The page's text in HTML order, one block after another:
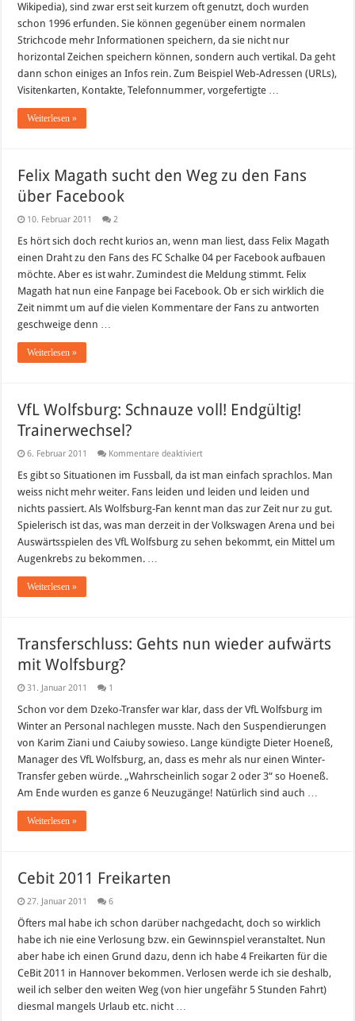
Wikipedia), sind zwar erst seit kurzem oft genutzt, doch wurden
schon 1996 erfunden. Sie können gegenüber einem normalen
Strichcode mehr Informationen speichern, da sie nicht nur
horizontal Zeichen speichern können, sondern auch vertikal. Da geht
dann schon einiges an Infos rein. Zum Beispiel Web-Adressen (URLs),
Visitenkarten, Kontakte, Telefonnummer, vorgefertigte …
Weiterlesen »
Felix Magath sucht den Weg zu den Fans
über Facebook
10. Februar 2011 2
Es hört sich doch recht kurios an, wenn man liest, dass Felix Magath
einen Draht zu den Fans des FC Schalke 04 per Facebook aufbauen
möchte. Aber es ist wahr. Zumindest die Meldung stimmt. Felix
Magath hat nun eine Fanpage bei Facebook. Ob er sich wirklich die
Zeit nimmt um auf die vielen Kommentare der Fans zu antworten
geschweige denn …
Weiterlesen »
VfL Wolfsburg: Schnauze voll! Endgültig!
Trainerwechsel?
6. Februar 2011 Kommentare deaktiviertfür
Wolfsburg:
voll!
Endgültig!
Trainerwechsel?
Es gibt so Situationen im Fussball, da ist man einfach sprachlos. Man
weiss nicht mehr weiter. Fans leiden und leiden und leiden und
nichts passiert. Als Wolfsburg-Fan kennt man das zur Zeit nur zu gut.
Spielerisch ist das, was man derzeit in der Volkswagen Arena und bei
Auswärtsspielen des VfL Wolfsburg zu sehen bekommt, ein Mittel um
Augenkrebs zu bekommen. …
Weiterlesen »
Transferschluss: Gehts nun wieder aufwärts
mit Wolfsburg?
31. Januar 2011 1
Schon vor dem Dzeko-Transfer war klar, dass der VfL Wolfsburg im
Winter an Personal nachlegen musste. Nach den Suspendierungen
von Karim Ziani und Caiuby sowieso. Lange kündigte Dieter Hoeneß,
Manager des VfL Wolfsburg, an, dass es mehr als nur einen Winter-
Transfer geben würde. „Wahrscheinlich sogar 2 oder 3“ so Hoeneß.
Am Ende wurden es ganze 6 Neuzugänge! Natürlich sind auch …
Weiterlesen »
Cebit 2011 Freikarten
27. Januar 2011 6
Öfters mal habe ich schon darüber nachgedacht, doch so wirklich
habe ich nie eine Verlosung bzw. ein Gewinnspiel veranstaltet. Nun
aber habe ich einen Grund dazu, denn ich habe 4 Freikarten für die
CeBit 2011 in Hannover bekommen. Verlosen werde ich sie deshalb,
weil ich selber den weiten Weg (von hier ungefähr 5 Stunden Fahrt)
diesmal mangels Urlaub etc. nicht …